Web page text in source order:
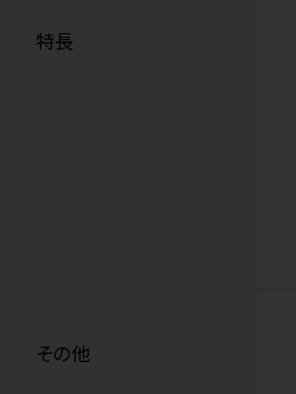
特長
その他